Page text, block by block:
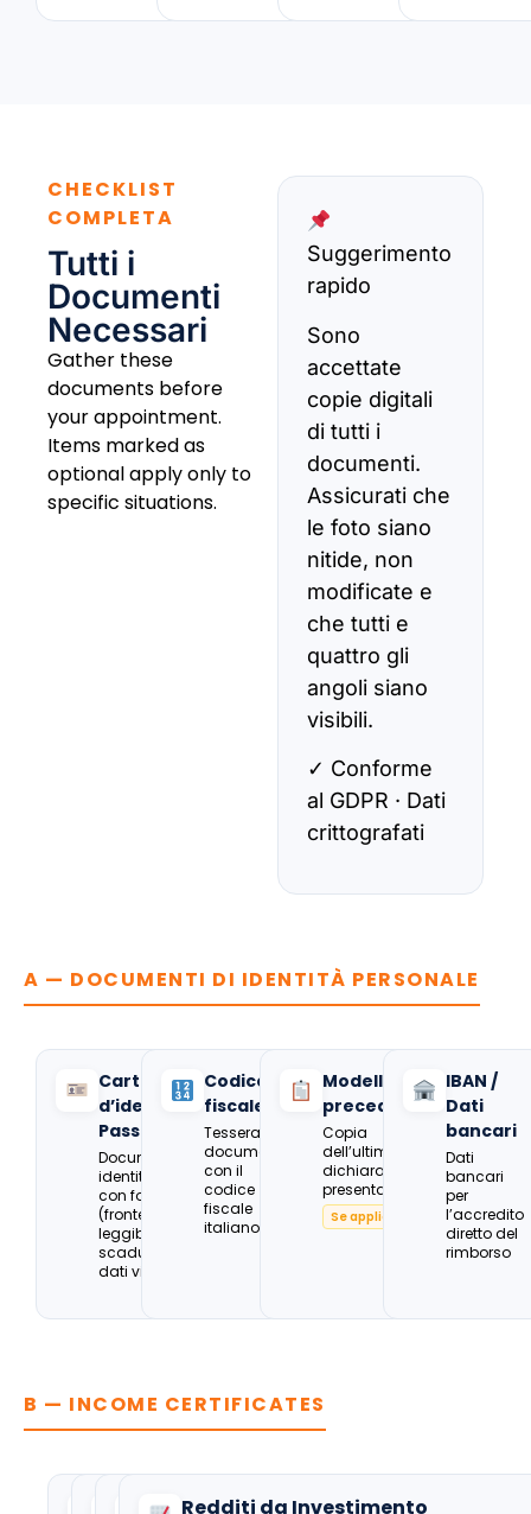
CHECKLIST
COMPLETA
Tutti i
Documenti
Necessari
Gather these
documents before
your appointment.
Items marked as
optional apply only to
specific situations.
Suggerimento
rapido
Sono
accettate
copie digitali
di tutti i
documenti.
Assicurati che
le foto siano
nitide, non
modificate e
che tutti e
quattro gli
angoli siano
visibili.
✓ Conforme
al GDPR · Dati
crittografati
A — DOCUMENTI DI IDENTITÀ PERSONALE
Carta
d’identità /
Passaporto
Documento di
identità valido
con foto
(fronte),
leggibile e non
scaduto, con
dati visibili.
Codice
fiscale
Tessera o
documento
con il
codice
fiscale
italiano
Modello 730
precedente
Copia
dell’ultima
dichiarazione
presentata
Se applicabile
IBAN /
Dati
bancari
Dati
bancari
per
l’accredito
diretto del
rimborso
B — INCOME CERTIFICATES
Redditi da Investimento